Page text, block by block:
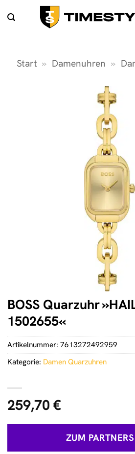
Inhalt
Start » Damenuhren »
BOSS Quarzuhr
1502655«
259,70 €
ZUM
Artikelnummer: 7613272492959
Kategorie: Damen Quarzuhren